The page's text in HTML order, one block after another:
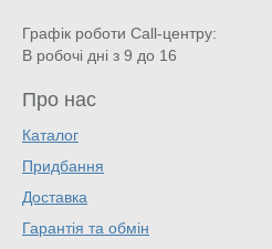
Графік роботи Call-центру:
В робочі дні з 9 до 16
Про нас
Каталог
Придбання
Доставка
Гарантія та обмін